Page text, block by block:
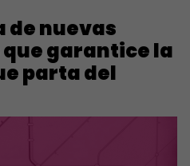
de nuevas
garantice la
parta del